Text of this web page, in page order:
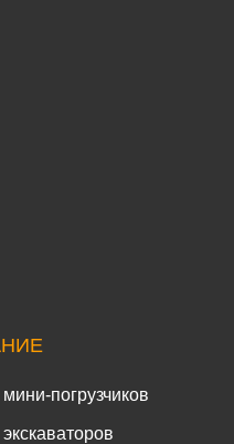
погрузчиков